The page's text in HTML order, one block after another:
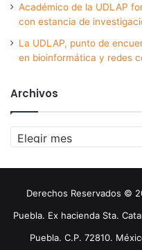
Académico de la UDLAP
con estancia de
La UDLAP, punto de
en bioinformática y redes
Archivos
Archivos
Derechos Reservados ©
Puebla. Ex hacienda Sta.
Puebla. C.P. 72810.